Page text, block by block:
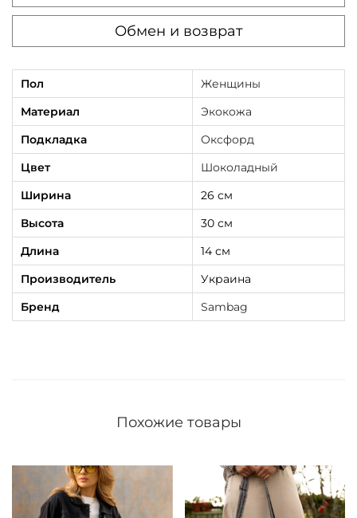
с
е
н
а
я
о
к
о
л
Обмен и возврат
Пол
Женщины
Материал
Экокожа
Подкладка
Оксфорд
Цвет
Шоколадный
Ширина
26 см
Высота
30 см
Длина
14 см
Производитель
Украина
Бренд
Sambag
Похожие товары